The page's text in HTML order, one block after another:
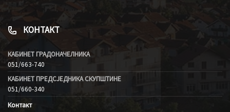
КОНТАКТ
КАБИНЕТ ГРАДОНАЧЕЛНИКА
051/663-740
КАБИНЕТ ПРЕДСЈЕДНИКА СКУПШТИНЕ
051/660-340
Контакт